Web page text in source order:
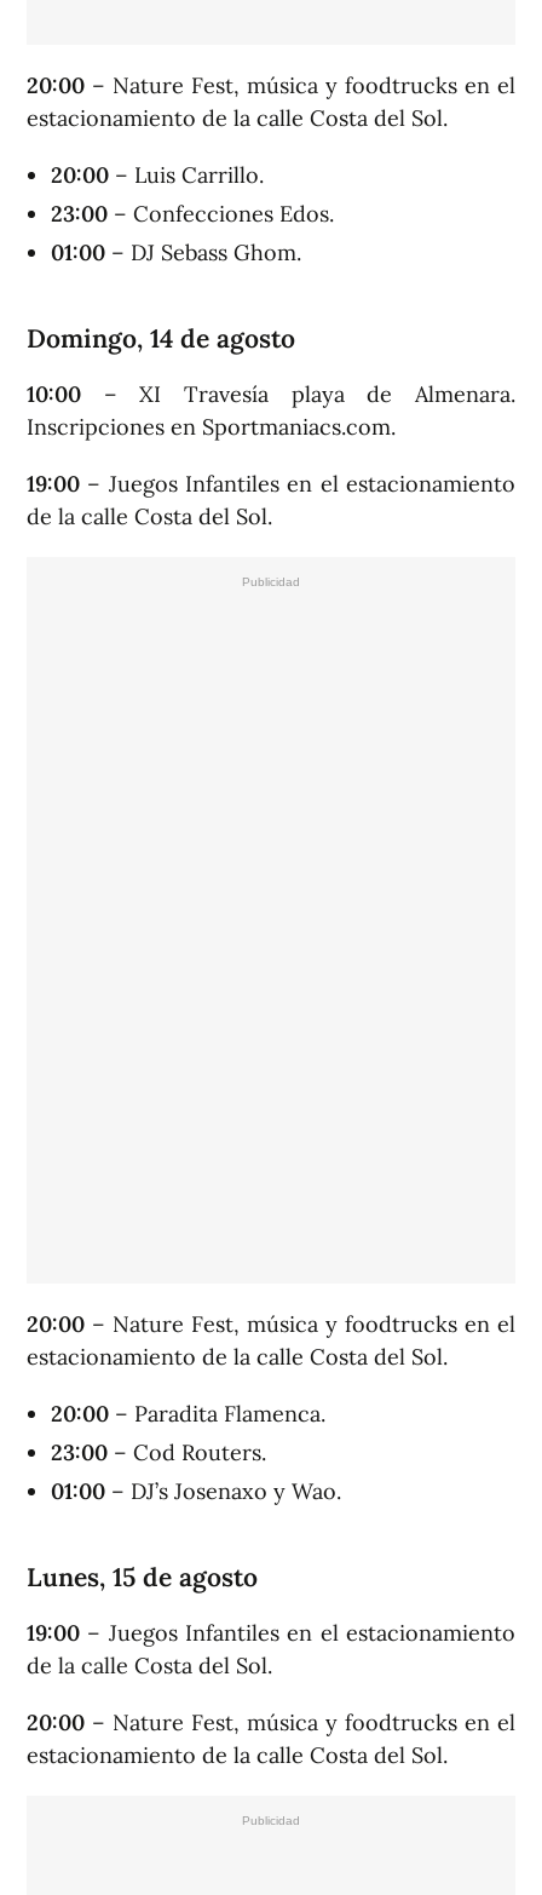
20:00 – Nature Fest, música y foodtrucks en el
estacionamiento de la calle Costa del Sol.
20:00 – Luis Carrillo.
23:00 – Confecciones Edos.
01:00 – DJ Sebass Ghom.
Domingo, 14 de agosto
10:00 – XI Travesía playa de Almenara.
Inscripciones en Sportmaniacs.com.
19:00 – Juegos Infantiles en el estacionamiento
de la calle Costa del Sol.
20:00 – Nature Fest, música y foodtrucks en el
estacionamiento de la calle Costa del Sol.
20:00 – Paradita Flamenca.
23:00 – Cod Routers.
01:00 – DJ’s Josenaxo y Wao.
Lunes, 15 de agosto
19:00 – Juegos Infantiles en el estacionamiento
de la calle Costa del Sol.
20:00 – Nature Fest, música y foodtrucks en el
estacionamiento de la calle Costa del Sol.